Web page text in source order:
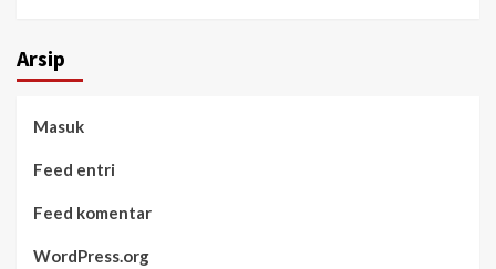
Arsip
Masuk
Feed entri
Feed komentar
WordPress.org